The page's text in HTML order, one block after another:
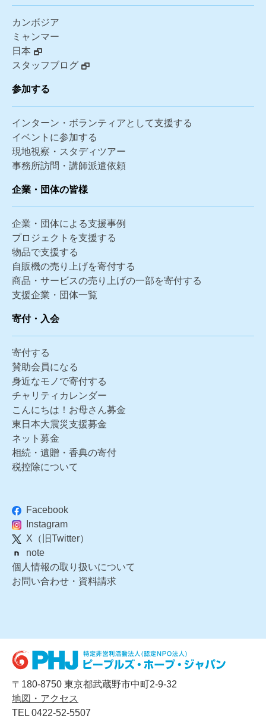
カンボジア
ミャンマー
日本
スタッフブログ
参加する
インターン・ボランティアとして支援する
イベントに参加する
現地視察・スタディツアー
事務所訪問・講師派遣依頼
企業・団体の皆様
企業・団体による支援事例
プロジェクトを支援する
物品で支援する
自販機の売り上げを寄付する
商品・サービスの売り上げの一部を寄付する
支援企業・団体一覧
寄付・入会
寄付する
賛助会員になる
身近なモノで寄付する
チャリティカレンダー
こんにちは！お母さん募金
東日本大震災支援募金
ネット募金
相続・遺贈・香典の寄付
税控除について
Facebook
Instagram
X（旧Twitter）
note
個人情報の取り扱いについて
お問い合わせ・資料請求
〒180-8750 東京都武蔵野市中町2-9-32
地図・アクセス
TEL 0422-52-5507